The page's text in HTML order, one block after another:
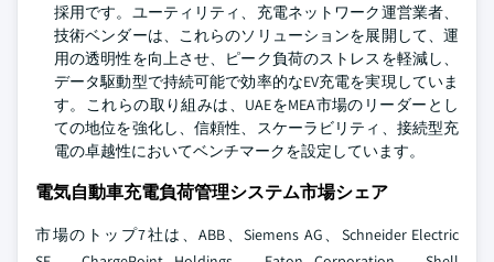
採用です。ユーティリティ、充電ネットワーク運営業者、
技術ベンダーは、これらのソリューションを展開して、運
用の透明性を向上させ、ピーク負荷のストレスを軽減し、
データ駆動型で持続可能で効率的なEV充電を実現していま
す。これらの取り組みは、UAEをMEA市場のリーダーとし
ての地位を強化し、信頼性、スケーラビリティ、接続型充
電の卓越性においてベンチマークを設定しています。
電気自動車充電負荷管理システム市場シェア
市場のトップ7社は、ABB、Siemens AG、Schneider Electric